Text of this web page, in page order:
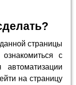
страницы
с
на страницу